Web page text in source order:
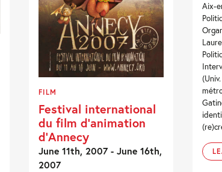
FILM
Festival international
du film d’animation
d’Annecy
June 11th, 2007 - June 16th,
2007
Aix-